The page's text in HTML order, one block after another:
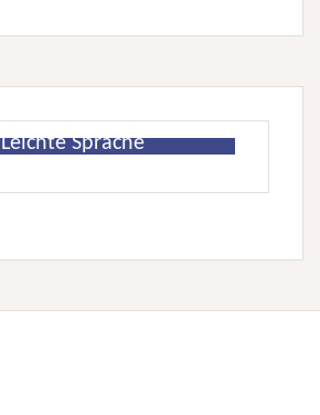
Leichte Sprache